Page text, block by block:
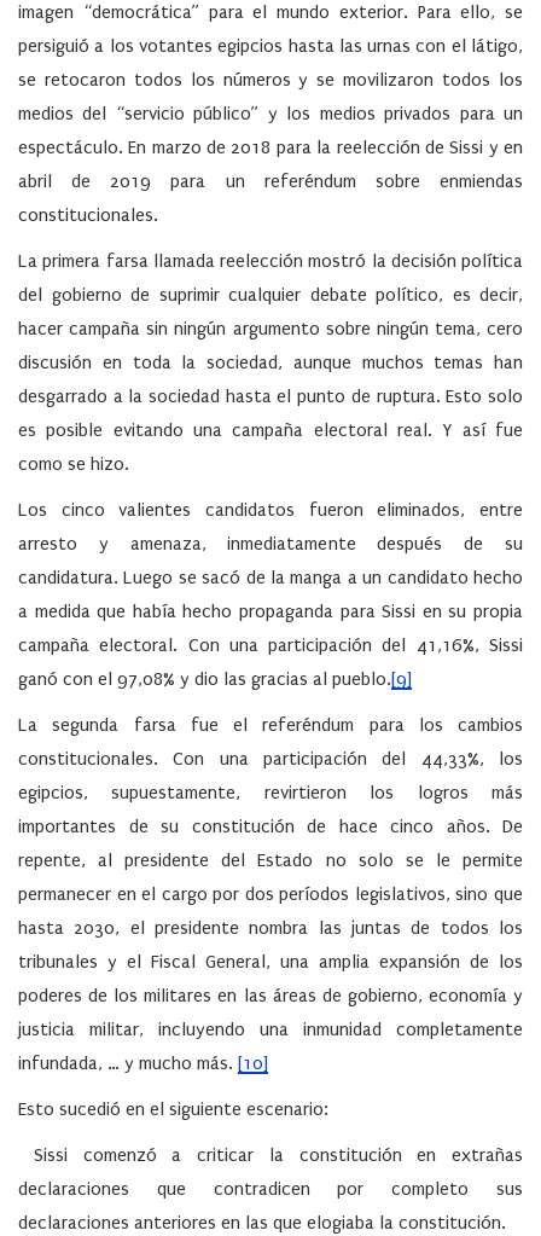
imagen “democrática” para el mundo exterior. Para ello, se
persiguió a los votantes egipcios hasta las urnas con el látigo,
se retocaron todos los números y se movilizaron todos los
medios del “servicio público” y los medios privados para un
espectáculo. En marzo de 2018 para la reelección de Sissi y en
abril de 2019 para un referéndum sobre enmiendas
constitucionales.
La primera farsa llamada reelección mostró la decisión política
del gobierno de suprimir cualquier debate político, es decir,
hacer campaña sin ningún argumento sobre ningún tema, cero
discusión en toda la sociedad, aunque muchos temas han
desgarrado a la sociedad hasta el punto de ruptura. Esto solo
es posible evitando una campaña electoral real. Y así fue
como se hizo.
Los cinco valientes candidatos fueron eliminados, entre
arresto y amenaza, inmediatamente después de su
candidatura. Luego se sacó de la manga a un candidato hecho
a medida que había hecho propaganda para Sissi en su propia
campaña electoral. Con una participación del 41,16%, Sissi
ganó con el 97,08% y dio las gracias al pueblo.[9]
La segunda farsa fue el referéndum para los cambios
constitucionales. Con una participación del 44,33%, los
egipcios, supuestamente, revirtieron los logros más
importantes de su constitución de hace cinco años. De
repente, al presidente del Estado no solo se le permite
permanecer en el cargo por dos períodos legislativos, sino que
hasta 2030, el presidente nombra las juntas de todos los
tribunales y el Fiscal General, una amplia expansión de los
poderes de los militares en las áreas de gobierno, economía y
justicia militar, incluyendo una inmunidad completamente
infundada, … y mucho más. [10]
Esto sucedió en el siguiente escenario:
Sissi comenzó a criticar la constitución en extrañas
declaraciones que contradicen por completo sus
declaraciones anteriores en las que elogiaba la constitución.